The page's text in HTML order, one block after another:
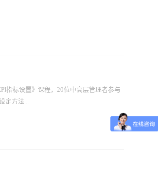
指标设置》课程，20位中高层管理者参与
定方法...